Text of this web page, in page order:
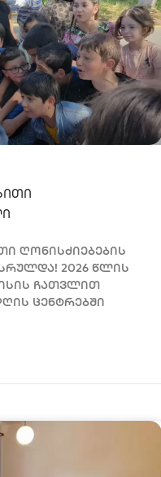
ღონისძიებების
2026 წლის
ჩათვლით
ცენტრებში